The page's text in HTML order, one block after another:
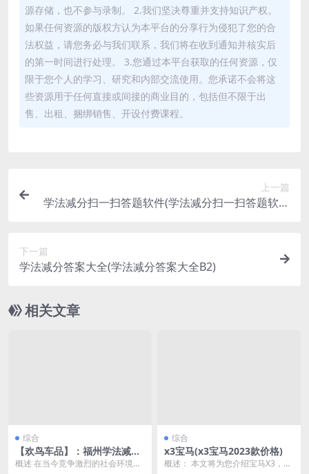
源存储，也不参与录制。 2.我们坚决尊重并支持知识产权。
如果任何资源的版权方认为本平台的分享行为侵犯了您的合
法权益，请您务必与我们联系，我们将在收到通知并核实后
的第一时间进行处理。 3.您通过本平台获取的任何资源，仅
限于您个人的学习、研究和内部交流使用。您承诺不会将这
些资源用于任何直接或间接的商业目的，包括但不限于出
售、出租、捆绑销售、开设付费课程。
上一篇
学法减分扫一扫答题软件(学法减分扫一扫答题软件
下一篇
学法减分答案大全(学法减分答案大全B2)
相关文章
综合
【欢鸟车品】：福州学法减分
题库(全国学法减分题库)
概述 在当今竞争激烈的社会环境
综合
x3宝马(x3宝马2023款价格)
概述： 本文将为您介绍宝马X3，一